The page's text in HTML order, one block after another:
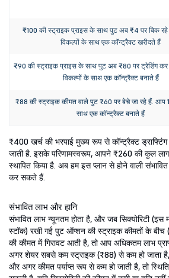
₹100 की स्ट्राइक प्राइस के साथ पुट अब ₹4 पर बिक
विकल्पों के साथ एक कॉन्ट्रैक्ट खरीदते हैं
₹90 की स्ट्राइक प्राइस के साथ पुट अब ₹80 पर ट्रेडिंग
विकल्पों के साथ एक कॉन्ट्रैक्ट बनाते हैं
₹88 की स्ट्राइक कीमत वाले पुट ₹60 पर बेचे जा रहे हैं. आप
साथ एक कॉन्ट्रैक्ट बनाते हैं
₹400 खर्च की भरपाई मुख्य रूप से कॉन्ट्रैक्ट ड्राफ्टिंग
जाती है. इसके परिणामस्वरूप, आपने ₹260 की कुल
स्थापित किया है. अब हम इस प्लान से होने वाली
कर सकते हैं.
संभावित लाभ और हानि
संभावित लाभ न्यूनतम होता है, और जब सिक्योरिटी (इस
स्टॉक) रखी गई पुट ऑप्शन की स्ट्राइक कीमतों के
की कीमत में गिरावट आती है, तो आप अधिकतम लाभ
अगर शेयर सबसे कम स्ट्राइक (₹88) से कम हो जाता
और अगर कीमत पर्याप्त रूप से कम हो जाती है, तो